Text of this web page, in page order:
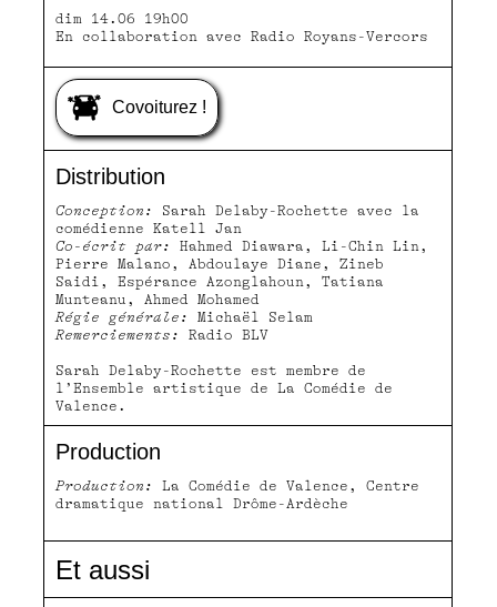
Distribution
Conception:
Sarah Delaby-Rochette avec la
comédienne Katell Jan
Co-écrit par:
Hahmed Diawara, Li-Chin Lin,
Pierre Malano, Abdoulaye Diane, Zineb
Saidi, Espérance Azonglahoun, Tatiana
Munteanu, Ahmed Mohamed
Régie générale:
Michaël Selam
Remerciements:
Radio BLV
Sarah Delaby-Rochette est membre de
l’Ensemble artistique de La Comédie de
Valence.
Production
Production:
La Comédie de Valence, Centre
dramatique national Drôme-Ardèche
Et aussi
dim 14.06 19h00
En collaboration avec Radio Royans-Vercors
Covoiturez !